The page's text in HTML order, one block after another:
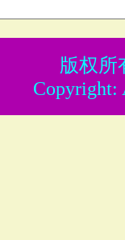
版权所
Copyright: